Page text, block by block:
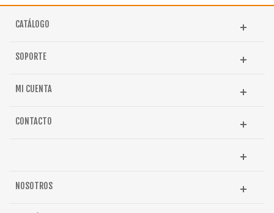
CATÁLOGO
SOPORTE
MI CUENTA
CONTACTO
NOSOTROS